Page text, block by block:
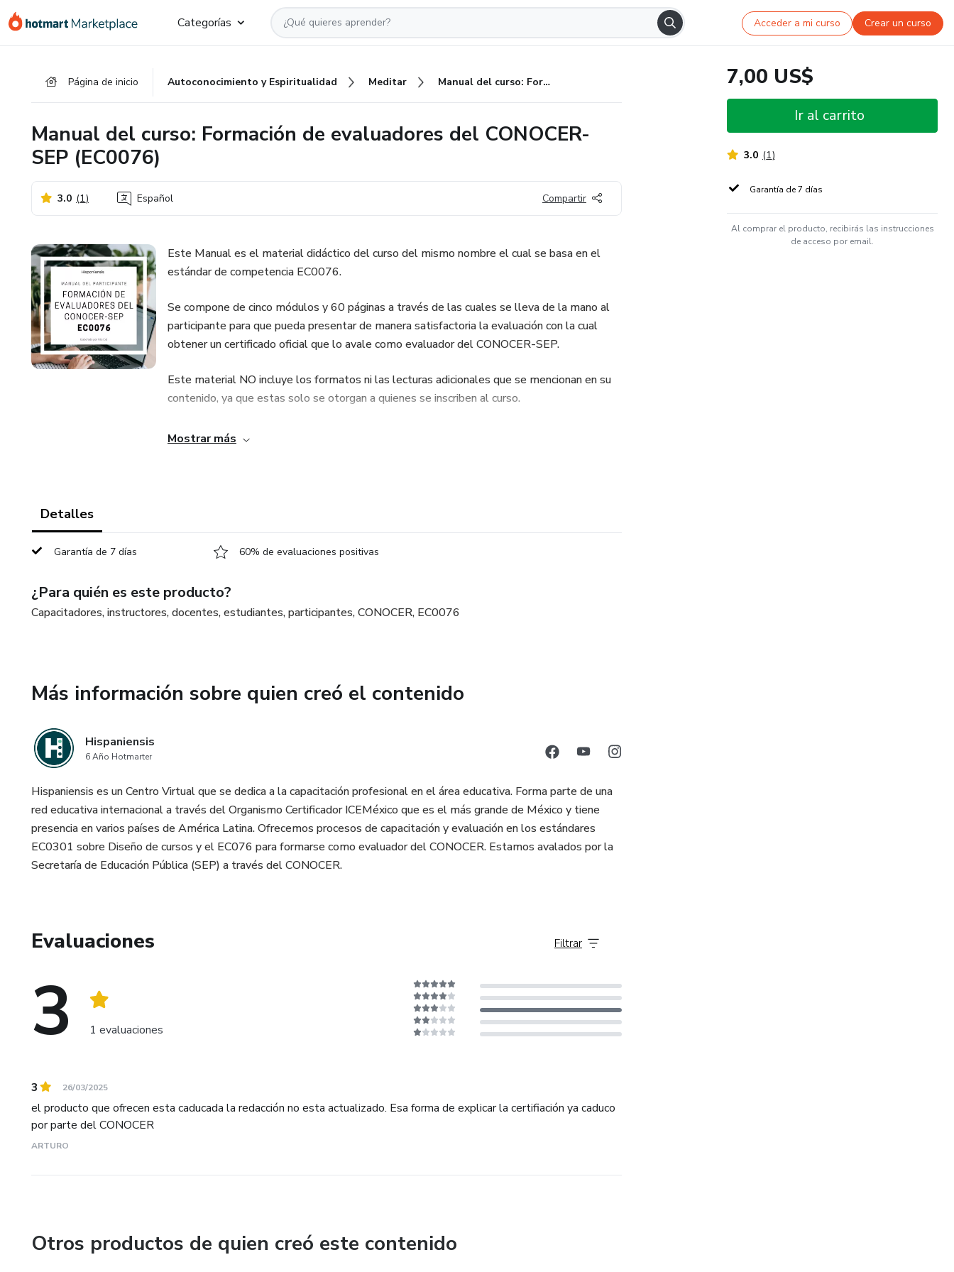
Categorías Acceder a mi curso Crear un curso
Página de inicio Autoconocimiento y Espiritualidad Meditar Manual del curso: Formación de evaluadores del CONOCER-SEP (EC0076)
Manual del curso: Formación de evaluadores del CONOCER-
SEP (EC0076)
3.0 (1) Español Compartir
Este Manual es el material didáctico del curso del mismo nombre el cual se basa en el
estándar de competencia EC0076.
Se compone de cinco módulos y 60 páginas a través de las cuales se lleva de la mano al
participante para que pueda presentar de manera satisfactoria la evaluación con la cual
obtener un certificado oficial que lo avale como evaluador del CONOCER-SEP.
Este material NO incluye los formatos ni las lecturas adicionales que se mencionan en su
contenido, ya que estas solo se otorgan a quienes se inscriben al curso.
Este material también sirve al instructor para preparar la capacitación en dicho estándar de
Equipo Hispaniensis.
Mostrar más
Detalles
Garantía de 7 días 60% de evaluaciones positivas
¿Para quién es este producto?
Capacitadores, instructores, docentes, estudiantes, participantes, CONOCER, EC0076
Más información sobre quien creó el contenido
Hispaniensis
6 Año Hotmarter
Hispaniensis es un Centro Virtual que se dedica a la capacitación profesional en el área educativa. Forma parte de una
red educativa internacional a través del Organismo Certificador ICEMéxico que es el más grande de México y tiene
presencia en varios países de América Latina. Ofrecemos procesos de capacitación y evaluación en los estándares
EC0301 sobre Diseño de cursos y el EC076 para formarse como evaluador del CONOCER. Estamos avalados por la
Secretaría de Educación Pública (SEP) a través del CONOCER.
Evaluaciones
3 1 evaluaciones
Filtrar
3 26/03/2025
el producto que ofrecen esta caducada la redacción no esta actualizado. Esa forma de explicar la certifiación ya caduco
por parte del CONOCER
ARTURO
Otros productos de quien creó este contenido
7,00 US$
Ir al carrito
3.0 (1)
Garantía de 7 días
Al comprar el producto, recibirás las instrucciones
de acceso por email.